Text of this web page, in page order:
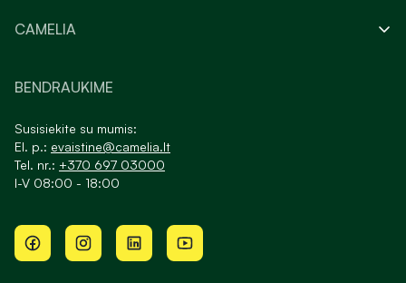
CAMELIA
BENDRAUKIME
Susisiekite su mumis:
El. p.: evaistine@camelia.lt
Tel. nr.: +370 697 03000
I-V 08:00 - 18:00